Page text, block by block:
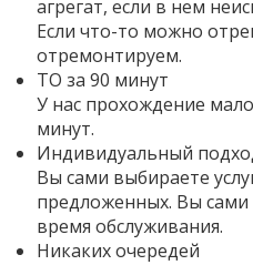
агрегат, если в нем
Если что-то можно
отремонтируем.
ТО за 90 минут
У нас прохождение
минут.
Индивидуальный
Вы сами выбираете
предложенных. Вы
время обслуживания.
Никаких очередей